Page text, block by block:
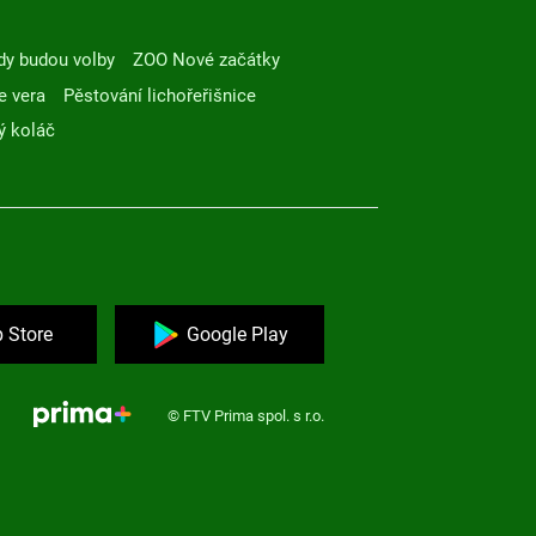
budou volby
ZOO Nové začátky
vera
Pěstování lichořeřišnice
koláč
Store Google Play
© FTV Prima spol. s r.o.